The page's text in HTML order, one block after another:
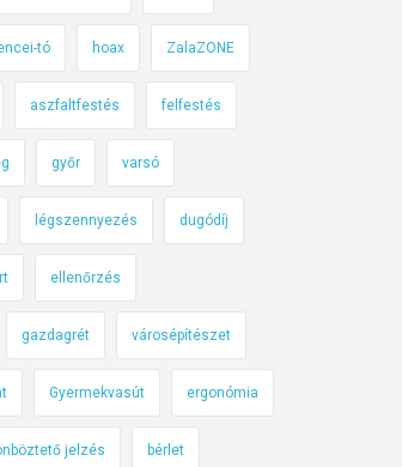
tó hoax ZalaZONE
aszfaltfestés felfestés
győr varsó
légszennyezés dugódíj
ellenőrzés
gazdagrét városépítészet
Gyermekvasút ergonómia
jelzés bérlet